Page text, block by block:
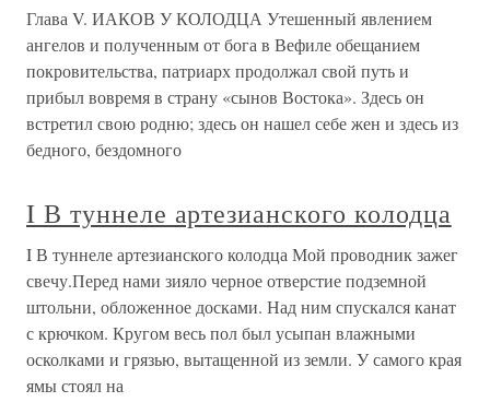
Глава V. ИАКОВ У КОЛОДЦА Утешенный явлением
ангелов и полученным от бога в Вефиле обещанием
покровительства, патриарх продолжал свой путь и
прибыл вовремя в страну «сынов Востока». Здесь он
встретил свою родню; здесь он нашел себе жен и здесь из
бедного, бездомного
I В туннеле артезианского колодца
I В туннеле артезианского колодца Мой проводник зажег
свечу.Перед нами зияло черное отверстие подземной
штольни, обложенное досками. Над ним спускался канат
с крючком. Кругом весь пол был усыпан влажными
осколками и грязью, вытащенной из земли. У самого края
ямы стоял на